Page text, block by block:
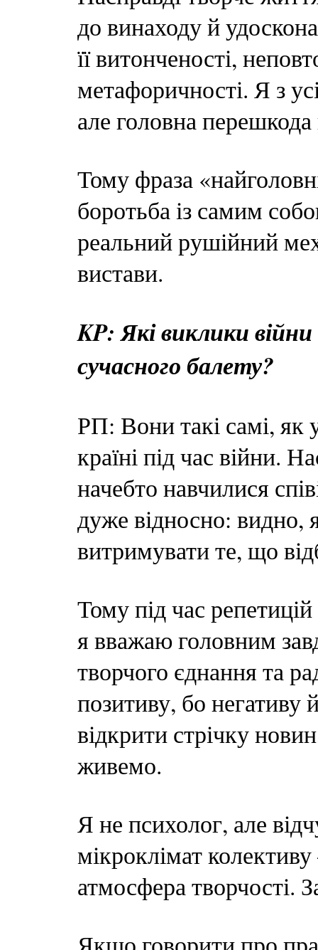
до винаходу й
її витонченості,
метафоричності. Я з
але головна
Тому фраза
боротьба із самим
реальний рушійний
вистави.
KP: Які виклики
сучасного балету?
РП: Вони такі самі, як
країні під час війни.
начебто навчилися
дуже відносно: видно,
витримувати те, що
Тому під час
я вважаю головним
творчого єднання та
позитиву, бо негативу
відкрити стрічку
живемо.
Я не психолог, але
мікроклімат
атмосфера творчості.